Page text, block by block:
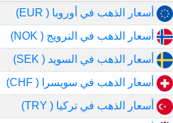
أسعار الذهب في أوروبا ( EUR)
أسعار الذهب في النرويج ( NOK)
أسعار الذهب في السويد ( SEK)
أسعار الذهب في سويسرا ( CHF)
أسعار الذهب في تركيا ( TRY)